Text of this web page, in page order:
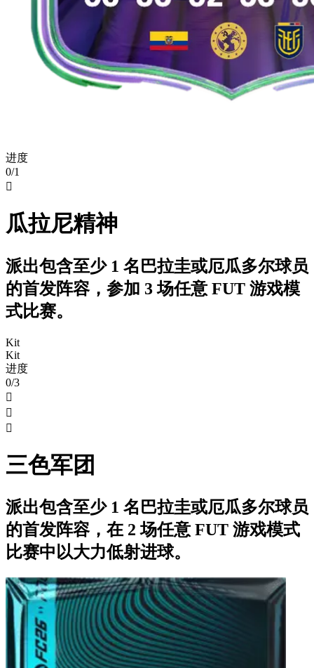
进度
0/1

瓜拉尼精神
派出包含至少 1 名巴拉圭或厄瓜多尔球员
的首发阵容，参加 3 场任意 FUT 游戏模
式比赛。
Kit
Kit
进度
0/3



三色军团
派出包含至少 1 名巴拉圭或厄瓜多尔球员
的首发阵容，在 2 场任意 FUT 游戏模式
比赛中以大力低射进球。